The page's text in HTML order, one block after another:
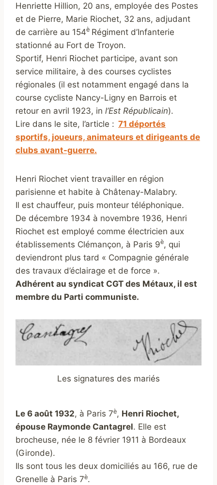
Henriette Hillion, 20 ans, employée des Postes
et de Pierre, Marie Riochet, 32 ans, adjudant
de carrière au 154è Régiment d’Infanterie
stationné au Fort de Troyon.
Sportif, Henri Riochet participe, avant son
service militaire, à des courses cyclistes
régionales (il est notamment engagé dans la
course cycliste Nancy-Ligny en Barrois et
retour en avril 1923, in l’Est Républicain).
Lire dans le site, l’article : 71 déportés
sportifs, joueurs, animateurs et dirigeants de
clubs avant-guerre.
Henri Riochet vient travailler en région
parisienne et habite à Châtenay-Malabry.
Il est chauffeur, puis monteur téléphonique.
De décembre 1934 à novembre 1936, Henri
Riochet est employé comme électricien aux
établissements Clémançon, à Paris 9è, qui
deviendront plus tard « Compagnie générale
des travaux d’éclairage et de force ».
Adhérent au syndicat CGT des Métaux, il est
membre du Parti communiste.
Les signatures des mariés
Le 6 août 1932, à Paris 7è, Henri Riochet,
épouse Raymonde Cantagrel. Elle est
brocheuse, née le 8 février 1911 à Bordeaux
(Gironde).
Ils sont tous les deux domiciliés au 166, rue de
Grenelle à Paris 7è.